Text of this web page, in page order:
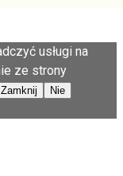
usługi na
ze strony
Zamknij
Nie